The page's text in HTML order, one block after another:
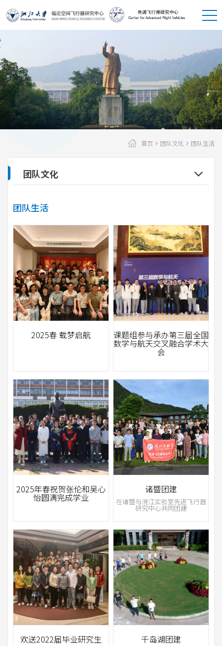
首页 团队文化 团队生活
团队文化
团队生活
2025春 载梦启航 课题组参与承办第三届全国
数学与航天交叉融合学术大
会
2025年春祝贺张伦和吴心
怡圆满完成学业
诸暨团建
在诸暨与浣江实验室先进飞行器
研究中心共同团建
欢送2022届毕业研究生 千岛湖团建